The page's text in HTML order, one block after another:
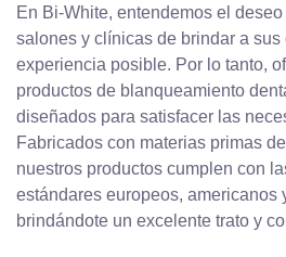
En Bi-White, entendemos el
salones y clínicas de brindar a
experiencia posible. Por lo tanto,
productos de blanqueamiento
diseñados para satisfacer las
Fabricados con materias primas
nuestros productos cumplen con
estándares europeos, americanos
brindándote un excelente trato y